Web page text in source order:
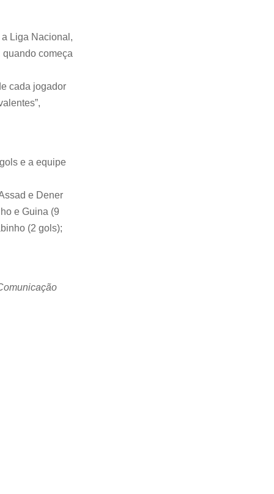
Liga Nacional,
começa
cada jogador
e a equipe
e Dener
e Guina (9
(2 gols);